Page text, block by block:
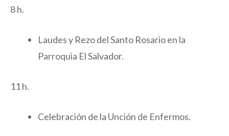
8 h.
Laudes y Rezo del Santo Rosario en la
Parroquia El Salvador.
11 h.
Celebración de la Unción de Enfermos.